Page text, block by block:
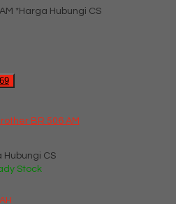
*Harga Hubungi CS
BR 506 AM
Hubungi CS
Stock